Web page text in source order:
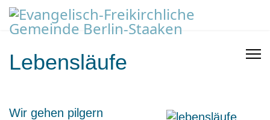
Lebensläufe
Wir gehen pilgern